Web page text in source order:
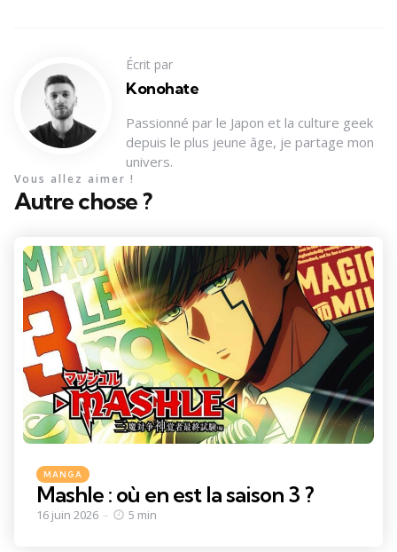
Écrit par
Konohate
Passionné par le Japon et la culture geek
depuis le plus jeune âge, je partage mon
univers.
Autre chose ?
Vous allez aimer !
Categories
Posted
in
MANGA
Mashle : où en est la saison 3 ?
16 juin 2026 5 min